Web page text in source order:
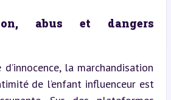
abus et dangers
la marchandisation
de l’enfant influenceur est